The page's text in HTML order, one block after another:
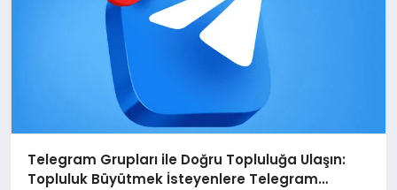
Telegram Grupları ile Doğru Topluluğa Ulaşın:
Topluluk Büyütmek İsteyenlere Telegram